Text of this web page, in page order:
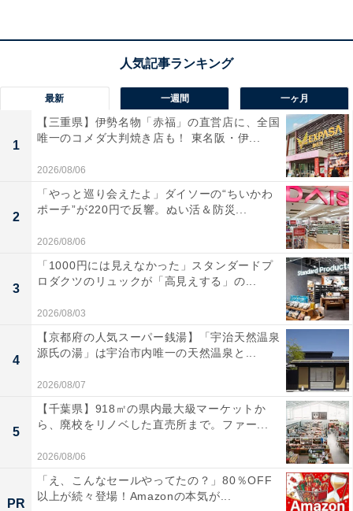
ユーザーからは「夜間の映像が驚くほど明るく映る」
「画質が綺麗で安心感がある」と高く評価されていま
す。一方で、「安全運転支援の警告音が少し賑やか」と
いう声も。夜間の走行が多い人や、あおり運転対策を万
全にしたい人には、おすすめの商品といえそうです。
あわせて読みたい
【Amazonお買い得情報】Pioneer「ディス
プレイオーディオ」が特別価格で登場中【3
最新 一週間 一ヶ月
1
【三重県】伊勢名物「赤福」の直営店に、全国
唯一のコメダ大判焼き店も！ 東名阪・伊...
2026/08/06
2
「やっと巡り会えたよ」ダイソーの“ちいかわ
ポーチ”が220円で反響。ぬい活＆防災...
2026/08/06
3
「1000円には見えなかった」スタンダードプ
ロダクツのリュックが「高見えする」の...
2026/08/03
4
【京都府の人気スーパー銭湯】「宇治天然温泉
源氏の湯」は宇治市内唯一の天然温泉と...
2026/08/07
5
【千葉県】918㎡の県内最大級マーケットか
ら、廃校をリノベした直売所まで。ファー...
2026/08/06
PR
「え、こんなセールやってたの？」80％OFF
以上が続々登場！Amazonの本気が...